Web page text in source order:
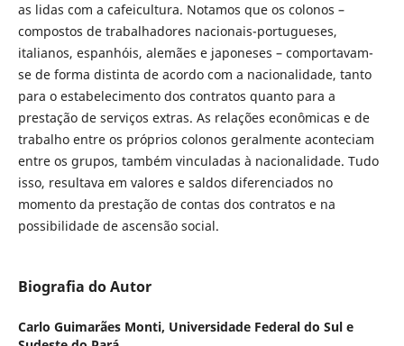
as lidas com a cafeicultura. Notamos que os colonos –
compostos de trabalhadores nacionais-portugueses,
italianos, espanhóis, alemães e japoneses – comportavam-
se de forma distinta de acordo com a nacionalidade, tanto
para o estabelecimento dos contratos quanto para a
prestação de serviços extras. As relações econômicas e de
trabalho entre os próprios colonos geralmente aconteciam
entre os grupos, também vinculadas à nacionalidade. Tudo
isso, resultava em valores e saldos diferenciados no
momento da prestação de contas dos contratos e na
possibilidade de ascensão social.
Biografia do Autor
Carlo Guimarães Monti, Universidade Federal do Sul e